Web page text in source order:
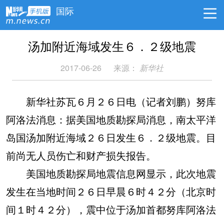
国际
汤加附近海域发生６．２级地震
2017-06-26 来源： 新华社
新华社苏瓦６月２６日电（记者刘鹏）努库
阿洛法消息：据美国地质勘探局消息，南太平洋
岛国汤加附近海域２６日发生６．２级地震。目
前尚无人员伤亡和财产损失报告。
美国地质勘探局地震信息网显示，此次地震
发生在当地时间２６日早晨６时４２分（北京时
间１时４２分），震中位于汤加首都努库阿洛法